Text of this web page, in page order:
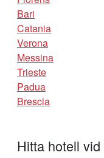
Bari
Catania
Verona
Messina
Trieste
Padua
Brescia
Hitta hotell